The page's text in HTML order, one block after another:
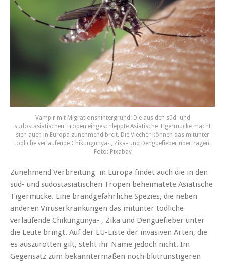
Vampir mit Migrationshintergrund: Die aus den süd- und
südostasiatischen Tropen eingeschleppte Asiatische Tigermücke macht
sich auch in Europa zunehmend breit. Die Viecher können das mitunter
tödliche verlaufende Chikungunya- , Zika- und Denguefieber übertragen.
Foto: Pixabay
Zunehmend Verbreitung in Europa findet auch die in den
süd- und südostasiatischen Tropen beheimatete Asiatische
Tigermücke. Eine brandgefährliche Spezies, die neben
anderen Viruserkrankungen das mitunter tödliche
verlaufende Chikungunya- , Zika und Denguefieber unter
die Leute bringt. Auf der EU-Liste der invasiven Arten, die
es auszurotten gilt, steht ihr Name jedoch nicht. Im
Gegensatz zum bekanntermaßen noch blutrünstigeren